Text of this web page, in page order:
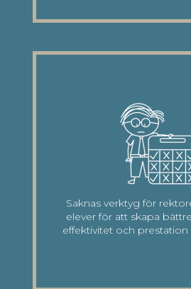
Saknas verktyg för
elever för att skapa
effektivitet och prestation